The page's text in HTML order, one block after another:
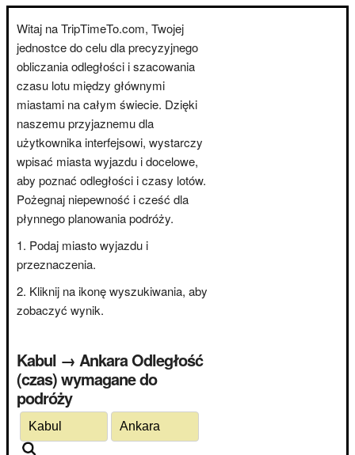
Witaj na TripTimeTo.com, Twojej
jednostce do celu dla precyzyjnego
obliczania odległości i szacowania
czasu lotu między głównymi
miastami na całym świecie. Dzięki
naszemu przyjaznemu dla
użytkownika interfejsowi, wystarczy
wpisać miasta wyjazdu i docelowe,
aby poznać odległości i czasy lotów.
Pożegnaj niepewność i cześć dla
płynnego planowania podróży.
Podaj miasto wyjazdu i
przeznaczenia.
Kliknij na ikonę wyszukiwania, aby
zobaczyć wynik.
Kabul → Ankara Odległość
(czas) wymagane do
podróży